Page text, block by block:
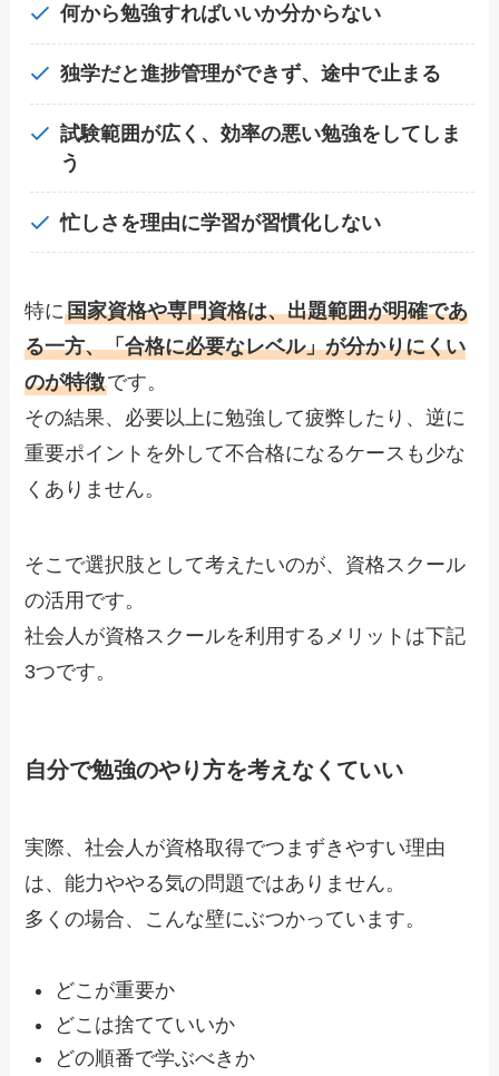
何から勉強すればいいか分からない
独学だと進捗管理ができず、途中で止まる
試験範囲が広く、効率の悪い勉強をしてしま
う
忙しさを理由に学習が習慣化しない
特に国家資格や専門資格は、出題範囲が明確であ
る一方、「合格に必要なレベル」が分かりにくい
のが特徴です。
その結果、必要以上に勉強して疲弊したり、逆に
重要ポイントを外して不合格になるケースも少な
くありません。
そこで選択肢として考えたいのが、資格スクール
の活用です。
社会人が資格スクールを利用するメリットは下記
3つです。
自分で勉強のやり方を考えなくていい
実際、社会人が資格取得でつまずきやすい理由
は、能力ややる気の問題ではありません。
多くの場合、こんな壁にぶつかっています。
どこが重要か
どこは捨てていいか
どの順番で学ぶべきか